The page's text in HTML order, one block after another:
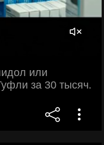
или
за 30 тысяч.